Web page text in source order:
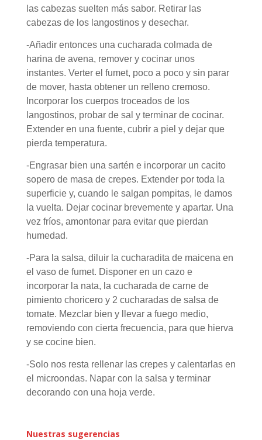
las cabezas suelten más sabor. Retirar las
cabezas de los langostinos y desechar.
-Añadir entonces una cucharada colmada de
harina de avena, remover y cocinar unos
instantes. Verter el fumet, poco a poco y sin parar
de mover, hasta obtener un relleno cremoso.
Incorporar los cuerpos troceados de los
langostinos, probar de sal y terminar de cocinar.
Extender en una fuente, cubrir a piel y dejar que
pierda temperatura.
-Engrasar bien una sartén e incorporar un cacito
sopero de masa de crepes. Extender por toda la
superficie y, cuando le salgan pompitas, le damos
la vuelta. Dejar cocinar brevemente y apartar. Una
vez fríos, amontonar para evitar que pierdan
humedad.
-Para la salsa, diluir la cucharadita de maicena en
el vaso de fumet. Disponer en un cazo e
incorporar la nata, la cucharada de carne de
pimiento choricero y 2 cucharadas de salsa de
tomate. Mezclar bien y llevar a fuego medio,
removiendo con cierta frecuencia, para que hierva
y se cocine bien.
-Solo nos resta rellenar las crepes y calentarlas en
el microondas. Napar con la salsa y terminar
decorando con una hoja verde.
Nuestras sugerencias